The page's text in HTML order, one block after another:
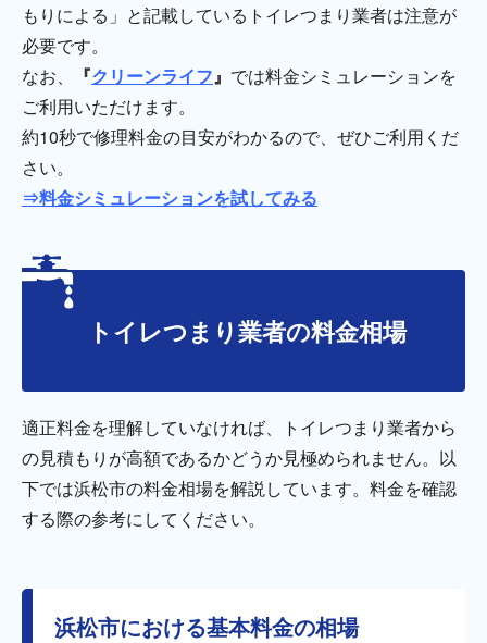
もりによる」と記載しているトイレつまり業者は注意が
必要です。
なお、
『クリーンライフ』 では料金シミュレーションを
ご利用いただけます。
約10秒で修理料金の目安がわかるので、ぜひご利用くだ
さい。
⇒料金シミュレーションを試してみる
トイレつまり業者の料金相場
適正料金を理解していなければ、トイレつまり業者から
の見積もりが高額であるかどうか見極められません。以
下では浜松市の料金相場を解説しています。料金を確認
する際の参考にしてください。
浜松市における基本料金の相場